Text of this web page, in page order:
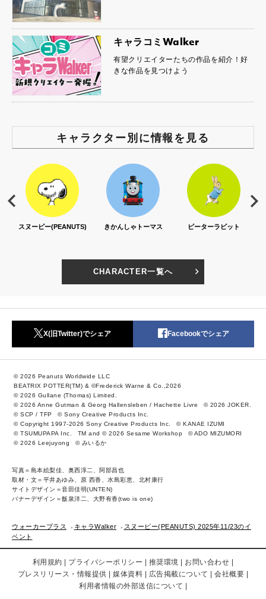
キャラコミWalker
有望クリエイターたちの作品を紹介！好
きな作品を見つけよう
キャラクター別に情報を見る
スヌーピー(PEANUTS) きかんしゃトーマス ピーターラビット
CHARACTER一覧へ
X(旧Twitter)でシェア Facebookでシェア
© 2026 Peanuts Worldwide LLC
BEATRIX POTTER(TM) & ©Frederick Warne & Co.,2026
© 2026 Gullane (Thomas) Limited.
© 2026 Anne Gutman & Georg Hallensleben / Hachette Livre
© 2026 JOKER.
© SCP / TFP
© Sony Creative Products Inc.
© Copyright 1997-2026 Sony Creative Products Inc.
© KANAE IZUMI
© TSUMUPAPA Inc.
TM and © 2026 Sesame Workshop
© ADO MIZUMORI
© 2026 Leejuyong
© みいるか
写真＝島本絵梨佳、奥西淳二、阿部昌也
取材・文＝平井あゆみ、原 西香、水島彩恵、北村康行
サイトデザイン＝音田佳明(UNTEN)
バナーデザイン＝飯泉洋二、大野有香(two is one)
ウォーカープラス キャラWalker
スヌーピー(PEANUTS) 2025年11/23のイ
ベント
利用規約 プライバシーポリシー 推奨環境
お問い合わせ
プレスリリース・情報提供
媒体資料 広告掲載について
会社概要
利用者情報の外部送信について